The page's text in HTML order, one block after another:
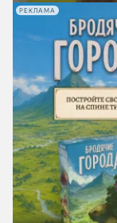
РЕКЛАМА